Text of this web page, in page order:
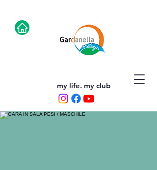
my life. my club